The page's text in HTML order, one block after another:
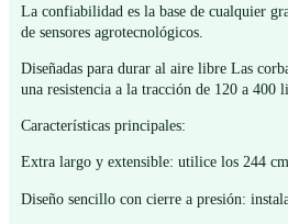
La confiabilidad es la base de cualquier
de sensores agrotecnológicos.
Diseñadas para durar al aire libre Las
una resistencia a la tracción de 120 a 400
Características principales:
Extra largo y extensible: utilice los 244 cm
Diseño sencillo con cierre a presión: